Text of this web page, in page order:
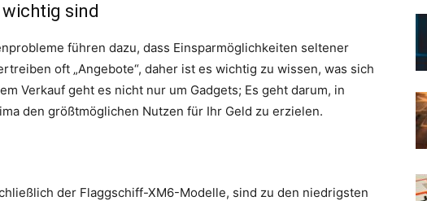
sind
führen dazu, dass Einsparmöglichkeiten seltener
oft „Angebote“, daher ist es wichtig zu wissen, was sich
Verkauf geht es nicht nur um Gadgets; Es geht darum, in
den größtmöglichen Nutzen für Ihr Geld zu erzielen.
der Flaggschiff-XM6-Modelle, sind zu den niedrigsten